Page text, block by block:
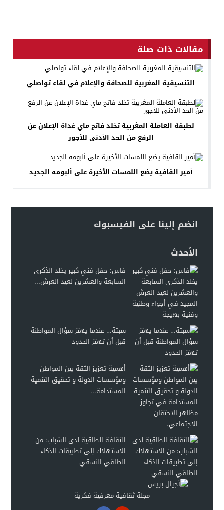
مقالات ذات صلة
التنسيقية المغربية للصحافة والإعلام في لقاء تواصلي
لطبقة العاملة المغربية تخلد فاتح ماي غداة الإعلان عن
الرفع من الحد الأدنى للأجور
أمير القافية يضع اللمسات الأخيرة على ألبومه الجديد
انضم إلينا على الفيسبوك
الأحدث
فاس: حفل فني كبير يخلد الذكرى
السابعة والعشرين لعيد العرش...
سبتة… عندما يهتز سؤال المواطنة
قبل أن تهتز الحدود
أهمية تعزيز الثقة بين المواطن
ومؤسسات الدولة و تحقيق التنمية
المستدامة...
الثقافة الطاقية لدى الشباب: من
الاستهلاك إلى تطبيقات الذكاء
الطاقي النسقي
مجلة ثقافية معرفية فكرية